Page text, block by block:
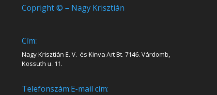
Copright © – Nagy Krisztián
Cím:
Nagy Krisztián E. V. és Kinva Art Bt. 7146. Várdomb,
Kossuth u. 11.
Telefonszám:E-mail cím: